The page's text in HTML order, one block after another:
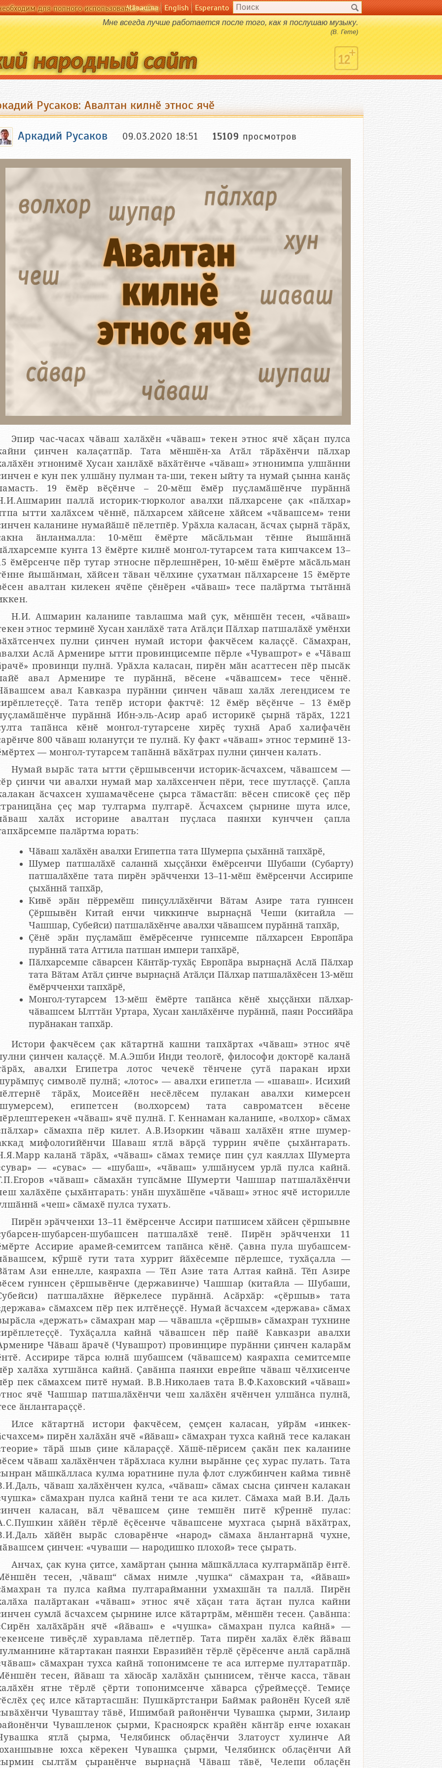
для полного использования сайта
Чӑвашла English Esperanto
Мне всегда лучше работается после того, как я послушаю музыку.
(В. Гете)
Русаков: Авалтан килнӗ этнос ячӗ
Аркадий Русаков 09.03.2020 18:51 15109 просмотров
Эпир час-часах чӑваш халӑхӗн «чӑваш» текен этнос ячӗ хӑҫан пулса
ҫинчен калаҫатпӑр. Тата мӗншӗн-ха Атӑл тӑрӑхӗнчи пӑлхар
этнонимӗ Хусан ханлӑхӗ вӑхӑтӗнче «чӑваш» этнонимпа улшӑнни
е кун пек улшӑну пулман та-ши, текен ыйту та нумай ҫынна канӑҫ
19 ӗмӗр вӗҫӗнче – 20-мӗш ӗмӗр пуҫламӑшӗнче пурӑннӑ
паллӑ историк-тюрколог авалхи пӑлхарсене ҫак «пӑлхар»
ытти халӑхсем чӗннӗ, пӑлхарсем хӑйсене хӑйсем «чӑвашсем» тени
каланине нумайӑшӗ пӗлетпӗр. Урӑхла каласан, ӑсчах ҫырнӑ тӑрӑх,
ӑнланмалла: 10-мӗш ӗмӗрте мӑсӑльман тӗнне йышӑннӑ
кунта 13 ӗмӗрте килнӗ монгол-тутарсем тата кипчаксем 13–
ӗмӗрсенче пӗр тутар этносне пӗрлешнӗрен, 10-мӗш ӗмӗрте мӑсӑльман
йышӑнман, хӑйсен тӑван чӗлхине ҫухатман пӑлхарсене 15 ӗмӗрте
авалтан килекен ячӗпе ҫӗнӗрен «чӑваш» тесе палӑртма тытӑннӑ
Н.И. Ашмарин каланипе тавлашма май ҫук, мӗншӗн тесен, «чӑваш»
терминӗ Хусан ханлӑхӗ тата Атӑлҫи Пӑлхар патшалӑхӗ умӗнхи
пулни ҫинчен нумай истори факчӗсем калаҫҫӗ. Сӑмахран,
Арменире ытти провинцисемпе пӗрле «Чувашрот» е «Чӑваш
провинци пулнӑ. Урӑхла каласан, пирӗн мӑн асаттесен пӗр пысӑк
авал Арменире те пурӑннӑ, вӗсене «чӑвашсем» тесе чӗннӗ.
авал Кавказра пурӑнни ҫинчен чӑваш халӑх легендисем те
Тата тепӗр истори фактчӗ: 12 ӗмӗр вӗҫӗнче – 13 ӗмӗр
пурӑннӑ Ибн-эль-Асир араб историкӗ ҫырнӑ тӑрӑх, 1221
тапӑнса кӗнӗ монгол-тутарсене хирӗҫ тухнӑ Араб халифачӗн
800 чӑваш юланутҫи те пулнӑ. Ку факт «чӑваш» этнос терминӗ 13-
— монгол-тутарсем тапӑннӑ вӑхӑтрах пулни ҫинчен калать.
Нумай вырӑс тата ытти ҫӗршывсенчи историк-ӑсчахсем, чӑвашсем —
ҫинчи чи авалхи нумай мар халӑхсенчен пӗри, тесе шутлаҫҫӗ. Ҫапла
ӑсчахсен хушамачӗсене ҫырса тӑмастӑп: вӗсен списокӗ ҫеҫ пӗр
ҫеҫ мар тултарма пултарӗ. Ӑсчахсем ҫырнине шута илсе,
халӑх историне авалтан пуҫласа паянхи кунччен ҫапла
палӑртма юрать:
Чӑваш халӑхӗн авалхи Египетпа тата Шумерпа ҫыхӑннӑ тапхӑрӗ,
Шумер патшалӑхӗ саланнӑ хыҫҫӑнхи ӗмӗрсенчи Шубаши (Субарту)
патшалӑхӗпе тата пирӗн эрӑчченхи 13–11-мӗш ӗмӗрсенчи Ассирипе
ҫыхӑннӑ тапхӑр,
Кивӗ эрӑн пӗрремӗш пинҫуллӑхӗнчи Вӑтам Азире тата гуннсен
Ҫӗршывӗн Китай енчи чиккинче вырнаҫнӑ Чеши (китайла —
Чашшар, Субейси) патшалӑхӗнче авалхи чӑвашсем пурӑннӑ тапхӑр,
Ҫӗнӗ эрӑн пуҫламӑш ӗмӗрӗсенче гуннсемпе пӑлхарсен Европӑра
пурӑннӑ тата Аттила патшан импери тапхӑрӗ,
Пӑлхарсемпе сӑварсен Кӑнтӑр-тухӑҫ Европӑра вырнаҫнӑ Аслӑ Пӑлхар
тата Вӑтам Атӑл ҫинче вырнаҫнӑ Атӑлҫи Пӑлхар патшалӑхӗсен 13-мӗш
ӗмӗрчченхи тапхӑрӗ,
Монгол-тутарсем 13-мӗш ӗмӗрте тапӑнса кӗнӗ хыҫҫӑнхи пӑлхар-
чӑвашсем Ылттӑн Уртара, Хусан ханлӑхӗнче пурӑннӑ, паян Российӑра
пурӑнакан тапхӑр.
Истори факчӗсем ҫак кӑтартнӑ кашни тапхӑртах «чӑваш» этнос ячӗ
ҫинчен калаҫҫӗ. М.А.Эшби Инди теологӗ, философи докторӗ каланӑ
авалхи Египетра лотос чечекӗ тӗнчене ҫутӑ паракан ирхи
символӗ пулнӑ; «лотос» — авалхи египетла — «шаваш». Исихий
тӑрӑх, Моисейӗн несӗлӗсем пулакан авалхи кимерсен
египетсен (волхорсем) тата савроматсен вӗсене
«чӑваш» ячӗ пулнӑ. Г. Кеннаман каланипе, «волхор» сӑмах
сӑмахпа пӗр килет. А.В.Изоркин чӑваш халӑхӗн ятне шумер-
мифологийӗнчи Шаваш ятлӑ вӑрҫӑ туррин ячӗпе ҫыхӑнтарать.
каланӑ тӑрӑх, «чӑваш» сӑмах темиҫе пин ҫул каяллах Шумерта
— «сувас» — «шубаш», «чӑваш» улшӑнусем урлӑ пулса кайнӑ.
«чӑваш» сӑмахӑн тупсӑмне Шумерти Чашшар патшалӑхӗнчи
унӑн шухӑшӗпе «чӑваш» этнос ячӗ историлле
«чеш» сӑмахӗ пулса тухать.
Пирӗн эрӑчченхи 13–11 ӗмӗрсенче Ассири патшисем хӑйсен ҫӗршывне
шубарсен-шубашсен патшалӑхӗ тенӗ. Пирӗн эрӑчченхи 11
Ассирие арамей-семитсем тапӑнса кӗнӗ. Ҫавна пула шубашсем-
кӳршӗ гути тата хуррит йӑхӗсемпе пӗрлешсе, тухӑҫалла —
каярахпа — Тӗп Азие тата Алтая кайнӑ. Тӗп Азире
ҫӗршывӗнче (державинче) Чашшар (китайла — Шубаши,
патшалӑхне йӗркелесе пурӑннӑ. Асӑрхӑр: «ҫӗршыв» тата
сӑмахсем пӗр пек илтӗнеҫҫӗ. Нумай ӑсчахсем «держава» сӑмах
«держать» сӑмахран мар — чӑвашла «ҫӗршыв» сӑмахран тухнине
Тухӑҫалла кайнӑ чӑвашсен пӗр пайӗ Кавказри авалхи
Чӑваш ӑрачӗ (Чувашрот) провинцире пурӑнни ҫинчен каларӑм
Ассирире тӑрса юлнӑ шубашсем (чӑвашсем) каярахпа семитсемпе
халӑха хутшӑнса кайнӑ. Ҫавӑнпа паянхи еврейпе чӑваш чӗлхисенче
пек сӑмахсем питӗ нумай. В.В.Николаев тата В.Ф.Каховский «чӑваш»
ячӗ Чашшар патшалӑхӗнчи чеш халӑхӗн ячӗнчен улшӑнса пулнӑ,
ӑнлантараҫҫӗ.
Илсе кӑтартнӑ истори факчӗсем, ҫемҫен каласан, уйрӑм «инкек-
пирӗн халӑхӑн ячӗ «йӑваш» сӑмахран тухса кайнӑ тесе калакан
тӑрӑ шыв ҫине кӑлараҫҫӗ. Хӑшӗ-пӗрисем ҫакӑн пек каланине
халӑхӗнчен тӑрӑхласа кулни вырӑнне ҫеҫ хурас пулать. Тата
мӑшкӑлласа кулма юратнине пула флот службинчен кайма тивнӗ
чӑваш халӑхӗнчен кулса, «чӑваш» сӑмах сысна ҫинчен калакан
сӑмахран пулса кайнӑ тени те аса килет. Сӑмаха май В.И. Даль
каласан, вӑл чӗвашсем ҫине темшӗн питӗ кӳреннӗ пулас:
хӑйӗн тӗрлӗ ӗҫӗсенче чӑвашсене мухтаса ҫырнӑ вӑхӑтрах,
хӑйӗн вырӑс словарӗнче «народ» сӑмаха ӑнлантарнӑ чухне,
ҫинчен: «чуваши — народишко плохой» тесе ҫырать.
Анчах, ҫак куна ҫитсе, хамӑртан ҫынна мӑшкӑлласа култармӑпӑр ӗнтӗ.
тесен, ‚чӑваш“ сӑмах нимле ‚чушка“ сӑмахран та, «йӑваш»
та пулса кайма пултарайманни ухмахшӑн та паллӑ. Пирӗн
палӑртакан «чӑваш» этнос ячӗ хӑҫан тата ӑҫтан пулса кайни
сумлӑ ӑсчахсем ҫырнине илсе кӑтартрӑм, мӗншӗн тесен. Ҫавӑнпа:
халӑхӑрӑн ячӗ «йӑваш» е «чушка» сӑмахран пулса кайнӑ» —
тивӗҫлӗ хуравлама пӗлетпӗр. Тата пирӗн халӑх ӗлӗк йӑваш
кӑтартакан паянхи Евразийӗн тӗрлӗ ҫӗрӗсенче анлӑ сарӑлнӑ
сӑмахран тухса кайнӑ топонимсене те аса илтерме пултаратпӑр.
тесен, йӑваш та хӑюсӑр халӑхӑн ҫыннисем, тӗнче касса, тӑван
ятне тӗрлӗ ҫӗрти топонимсенче хӑварса ҫӳреймеҫҫӗ. Темиҫе
ҫеҫ илсе кӑтартасшӑн: Пушкӑртстанри Баймак районӗн Кусей ялӗ
Чуваштау тӑвӗ, Ишимбай районӗнчи Чувашка ҫырми, Зилаир
Чувашленок ҫырми, Красноярск крайӗн кӑнтӑр енче юхакан
ятлӑ ҫырма, Челябинск облаҫӗнчи Златоуст хулинче Ай
юхса кӗрекен Чувашка ҫырми, Челябинск облаҫӗнчи Ай
сылтӑм ҫыранӗнче вырнаҫнӑ Чӑваш тӑвӗ, Челепи облаҫӗн